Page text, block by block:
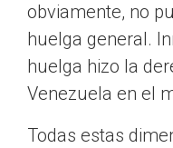
obviamente, no
huelga general.
huelga hizo la
Venezuela en el
Todas estas